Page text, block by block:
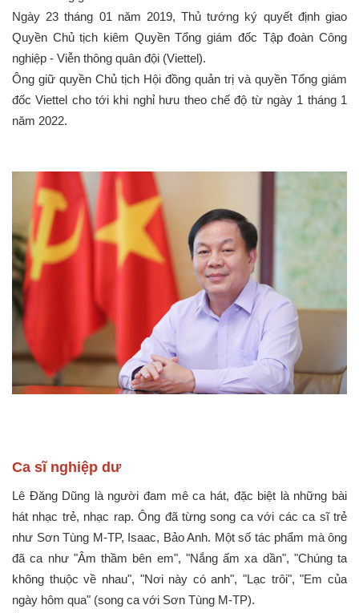
Ngày 23 tháng 01 năm 2019, Thủ tướng ký quyết định giao
Quyền Chủ tịch kiêm Quyền Tổng giám đốc Tập đoàn Công
nghiệp - Viễn thông quân đội (Viettel).
Ông giữ quyền Chủ tịch Hội đồng quản trị và quyền Tổng giám
đốc Viettel cho tới khi nghỉ hưu theo chế độ từ ngày 1 tháng 1
năm 2022.
Ca sĩ nghiệp dư
Lê Đăng Dũng là người đam mê ca hát, đặc biệt là những bài
hát nhạc trẻ, nhạc rap. Ông đã từng song ca với các ca sĩ trẻ
như Sơn Tùng M-TP, Isaac, Bảo Anh. Một số tác phẩm mà ông
đã ca như "Âm thầm bên em", "Nắng ấm xa dần", "Chúng ta
không thuộc về nhau", "Nơi này có anh", "Lạc trôi", "Em của
ngày hôm qua" (song ca với Sơn Tùng M-TP).